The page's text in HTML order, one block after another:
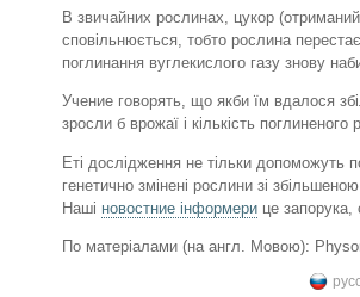
В звичайних рослинах, цукор
сповільнюється, тобто рослина
поглинання вуглекислого газу знову
Учение говорять, що якби їм вдалося
зросли б врожаї і кількість
Еті дослідження не тільки допоможуть
генетично змінені рослини зі
Наші новостние інформери це запорука,
По матеріалами (на англ. Мовою):